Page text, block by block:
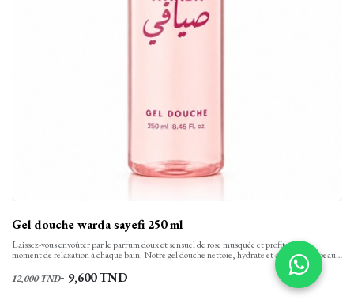
Gel douche warda sayefi 250 ml
Laissez-vous envoûter par le parfum doux et sensuel de rose musquée et profitez d’un
moment de relaxation à chaque bain. Notre gel douche nettoie, hydrate et apaise votre peau
tout en finesse et la laisse propre, confortable et soyeusement douce. Sa texture onctueuse,
aux notes florales se transforme en une mousse rinçable facilement.
12,000TND 9,600TND